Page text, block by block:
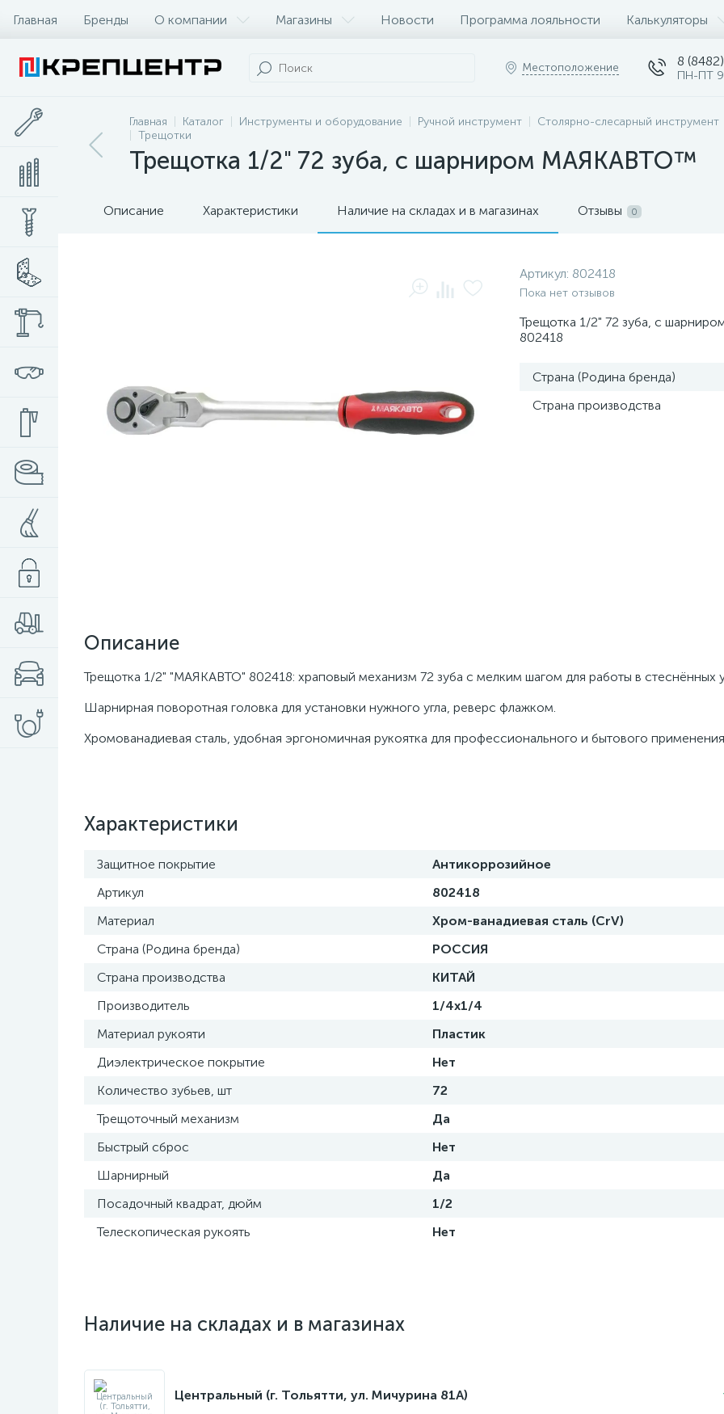
Главная Бренды О компании Магазины Новости Программа лояльности Калькуляторы
Местоположение 8 (8482)
ПН-ПТ
Главная Каталог Инструменты и оборудование Ручной инструмент
Столярно-слесарный инструмент
Трещотки
Трещотка 1/2" 72 зуба, с шарниром МАЯКАВТО™
Описание Характеристики Наличие на складах и в магазинах Отзывы 0
Артикул: 802418
Пока нет отзывов
Трещотка 1/2" 72 зуба, с
802418
Страна (Родина бренда)
Страна производства
Описание
Трещотка 1/2" "МАЯКАВТО" 802418: храповый механизм 72 зуба с мелким шагом для работы в стеснённых
Шарнирная поворотная головка для установки нужного угла, реверс флажком.
Хромованадиевая сталь, удобная эргономичная рукоятка для профессионального и бытового
Характеристики
Защитное покрытие
Антикоррозийное
Артикул
802418
Материал
Хром-ванадиевая сталь (CrV)
Страна (Родина бренда)
РОССИЯ
Страна производства
КИТАЙ
Производитель
1/4х1/4
Материал рукояти
Пластик
Диэлектрическое покрытие
Нет
Количество зубьев, шт
72
Трещоточный механизм
Да
Быстрый сброс
Нет
Шарнирный
Да
Посадочный квадрат, дюйм
1/2
Телескопическая рукоять
Нет
Наличие на складах и в магазинах
Центральный (г. Тольятти, ул. Мичурина 81А)